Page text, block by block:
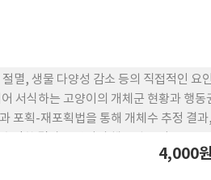
멸, 생물 다양성 감소 등의 직접적인 요
서식하는 고양이의 개체군 현황과 행
포획-재포획법을 통해 개체수 추정 결
로 나타났다. 성별에 따른 행동권
4,000원